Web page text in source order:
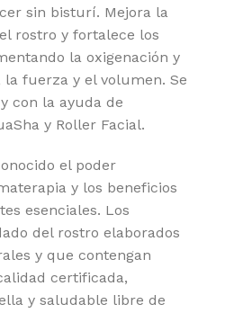
sin bisturí. Mejora la
rostro y fortalece los
la oxigenación y
la fuerza y el volumen. Se
con la ayuda de
y Roller Facial.
el poder
y los beneficios
esenciales. Los
del rostro elaborados
y que contengan
certificada,
y saludable libre de